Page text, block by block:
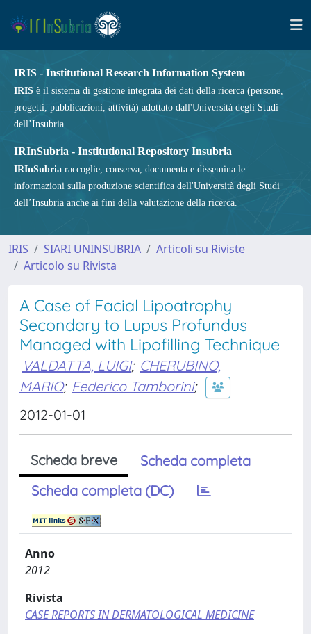
IRIS - Institutional Research Information System
IRIS è il sistema di gestione integrata dei dati della ricerca (persone,
progetti, pubblicazioni, attività) adottato dall'Università degli Studi
dell’Insubria.
IRInSubria - Institutional Repository Insubria
IRInSubria raccoglie, conserva, documenta e dissemina le
informazioni sulla produzione scientifica dell'Università degli Studi
dell’Insubria anche ai fini della valutazione della ricerca.
IRIS SIARI UNINSUBRIA
Articoli su Riviste
Articolo su Rivista
A Case of Facial Lipoatrophy
Secondary to Lupus Profundus
Managed with Lipofilling Technique
VALDATTA, LUIGI; CHERUBINO,
MARIO; Federico Tamborini;
2012-01-01
Scheda breve
Scheda completa
Scheda completa (DC)
Anno
2012
Rivista
CASE REPORTS IN DERMATOLOGICAL MEDICINE